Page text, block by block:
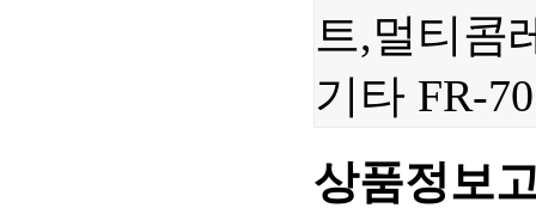
트,멀티콤
기타 FR-
상품정보